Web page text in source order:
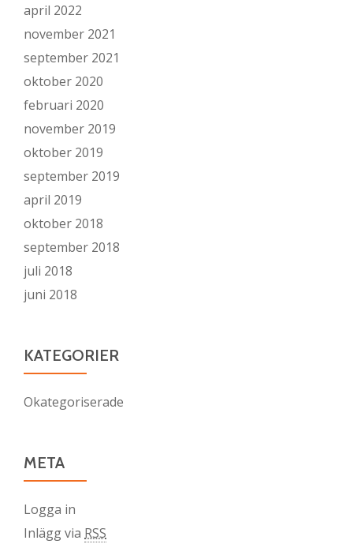
april 2022
november 2021
september 2021
oktober 2020
februari 2020
november 2019
oktober 2019
september 2019
april 2019
oktober 2018
september 2018
juli 2018
juni 2018
KATEGORIER
Okategoriserade
META
Logga in
Inlägg via RSS